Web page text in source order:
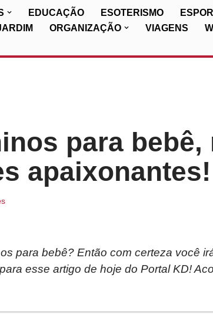
EDUCAÇÃO ESOTERISMO
ORGANIZAÇÃO VIAGENS
para bebê,
apaixonantes!
para bebê? Então com certeza você
esse artigo de hoje do Portal KD!